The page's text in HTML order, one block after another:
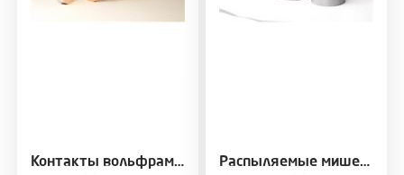
Контакты вольфрам-медь (W-Cu) Распыляемые мишени и испаряемые катоды из хрома ЭР…